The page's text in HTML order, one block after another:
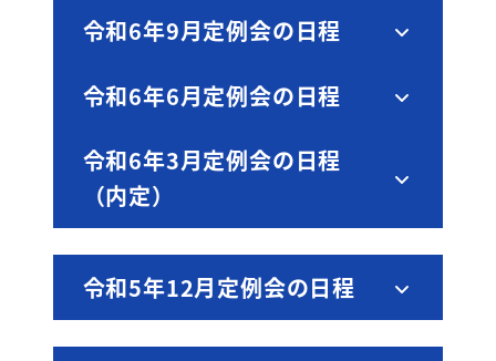
令和6年9月定例会の日程
令和6年6月定例会の日程
令和6年3月定例会の日程
（内定）
令和5年12月定例会の日程